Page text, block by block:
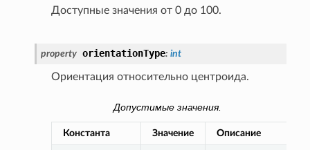
Доступные значения от 0 до 100.
property orientationType: int
Ориентация относительно центроида.
Допустимые значения.
Константа Значение Описание